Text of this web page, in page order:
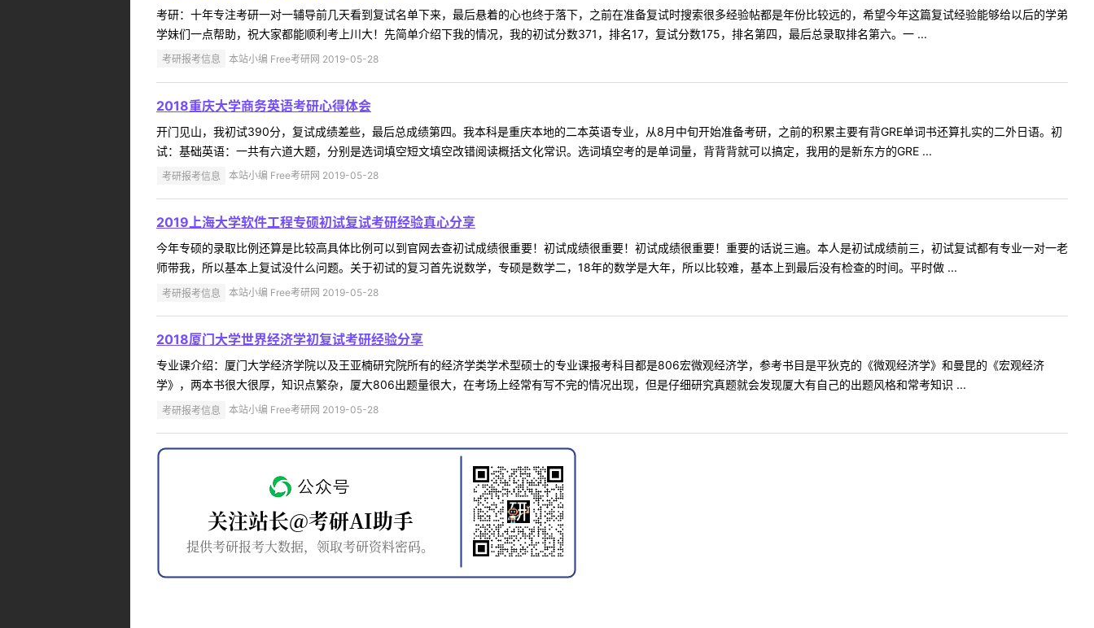
考研：十年专注考研一对一辅导前几天看到复试名单下来，最后悬着的心也终于落下，之前在准备复试时搜索很多经验帖都是年份比较远的，希望今年这篇复试经验能够给以后的学弟
学妹们一点帮助，祝大家都能顺利考上川大！先简单介绍下我的情况，我的初试分数371，排名17，复试分数175，排名第四，最后总录取排名第六。一 ...
考研报考信息 本站小编 Free考研网 2019-05-28
2018重庆大学商务英语考研心得体会
开门见山，我初试390分，复试成绩差些，最后总成绩第四。我本科是重庆本地的二本英语专业，从8月中旬开始准备考研，之前的积累主要有背GRE单词书还算扎实的二外日语。初
试：基础英语：一共有六道大题，分别是选词填空短文填空改错阅读概括文化常识。选词填空考的是单词量，背背背就可以搞定，我用的是新东方的GRE ...
考研报考信息 本站小编 Free考研网 2019-05-28
2019上海大学软件工程专硕初试复试考研经验真心分享
今年专硕的录取比例还算是比较高具体比例可以到官网去查初试成绩很重要！初试成绩很重要！初试成绩很重要！重要的话说三遍。本人是初试成绩前三，初试复试都有专业一对一老
师带我，所以基本上复试没什么问题。关于初试的复习首先说数学，专硕是数学二，18年的数学是大年，所以比较难，基本上到最后没有检查的时间。平时做 ...
考研报考信息 本站小编 Free考研网 2019-05-28
2018厦门大学世界经济学初复试考研经验分享
专业课介绍：厦门大学经济学院以及王亚楠研究院所有的经济学类学术型硕士的专业课报考科目都是806宏微观经济学，参考书目是平狄克的《微观经济学》和曼昆的《宏观经济
学》，两本书很大很厚，知识点繁杂，厦大806出题量很大，在考场上经常有写不完的情况出现，但是仔细研究真题就会发现厦大有自己的出题风格和常考知识 ...
考研报考信息 本站小编 Free考研网 2019-05-28